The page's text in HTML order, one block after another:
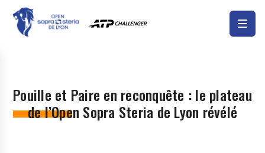
Pouille et Paire en reconquête : le plateau
de l’Open Sopra Steria de Lyon révélé